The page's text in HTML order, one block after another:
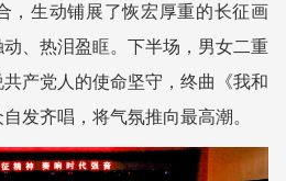
，生动铺展了恢宏厚重的长征画
、热泪盈眶。下半场，男女二重
产党人的使命坚守，终曲《我和
发齐唱，将气氛推向最高潮。